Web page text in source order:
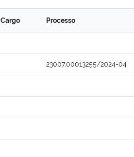
Cargo Processo
23007.00013255/2024-04